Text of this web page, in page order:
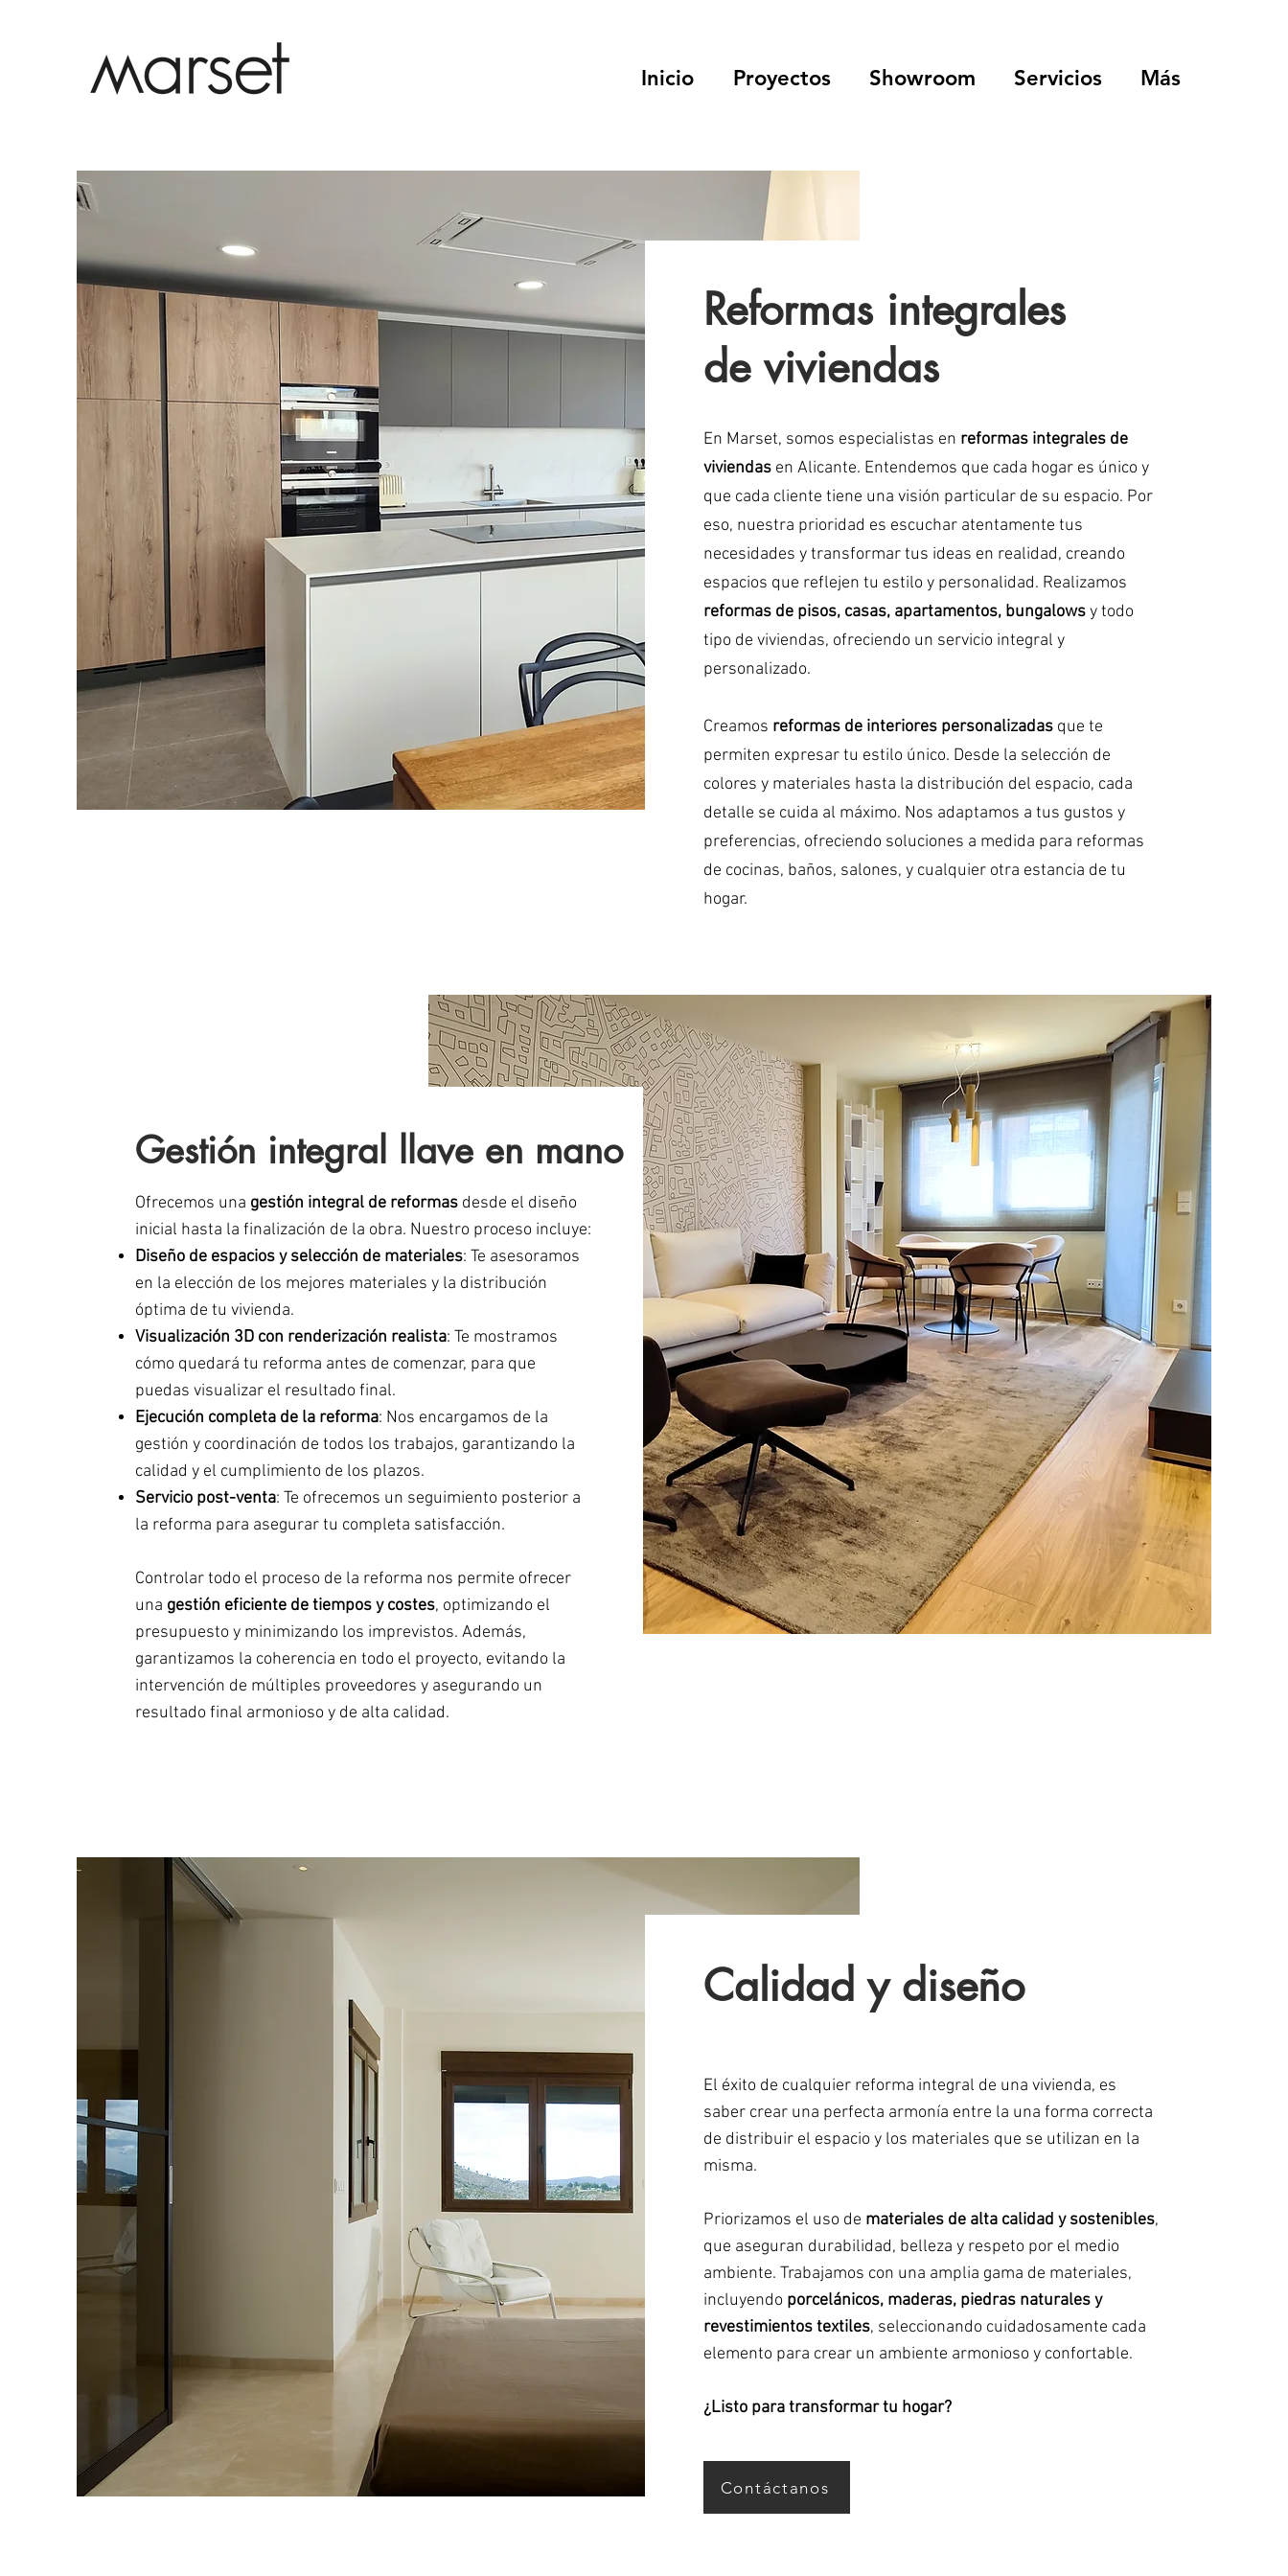
Inicio Proyectos Showroom Servicios Más
Reformas integrales
de viviendas
En Marset, somos especialistas en reformas integrales de
viviendas en Alicante. Entendemos que cada hogar es único y
que cada cliente tiene una visión particular de su espacio. Por
eso, nuestra prioridad es escuchar atentamente tus
necesidades y transformar tus ideas en realidad, creando
espacios que reflejen tu estilo y personalidad. Realizamos
reformas de pisos, casas, apartamentos, bungalowsy todo
tipo de viviendas, ofreciendo un servicio integral y
personalizado.
Creamos reformas de interiores personalizadas que te
permiten expresar tu estilo único. Desde la selección de
colores y materiales hasta la distribución del espacio, cada
detalle se cuida al máximo. Nos adaptamos a tus gustos y
preferencias, ofreciendo soluciones a medida para reformas
de cocinas, baños, salones, y cualquier otra estancia de tu
hogar.
Gestión integral llave en mano
Ofrecemos una gestión integral de reformasdesde el diseño
inicial hasta la finalización de la obra. Nuestro proceso incluye:
Diseño de espacios y selección de materiales: Te asesoramos
en la elección de los mejores materiales y la distribución
óptima de tu vivienda.
Visualización 3D con renderización realista: Te mostramos
cómo quedará tu reforma antes de comenzar, para que
puedas visualizar el resultado final.
Ejecución completa de la reforma: Nos encargamos de la
gestión y coordinación de todos los trabajos, garantizando la
calidad y el cumplimiento de los plazos.
Servicio post-venta: Te ofrecemos un seguimiento posterior a
la reforma para asegurar tu completa satisfacción.
Controlar todo el proceso de la reforma nos permite ofrecer
una gestión eficiente de tiempos y costes, optimizando el
presupuesto y minimizando los imprevistos. Además,
garantizamos la coherencia en todo el proyecto, evitando la
intervención de múltiples proveedores y asegurando un
resultado final armonioso y de alta calidad.
Calidad y diseño
​​El éxito de cualquier reforma integral de una vivienda, es
saber crear una perfecta armonía entre la una forma correcta
de distribuir el espacio y los materiales que se utilizan en la
misma.
Priorizamos el uso de materiales de alta calidad y sostenibles,
que aseguran durabilidad, belleza y respeto por el medio
ambiente. Trabajamos con una amplia gama de materiales,
incluyendo porcelánicos, maderas, piedras naturales y
revestimientos textiles, seleccionando cuidadosamente cada
elemento para crear un ambiente armonioso y confortable.
¿Listo para transformar tu hogar?
Contáctanos